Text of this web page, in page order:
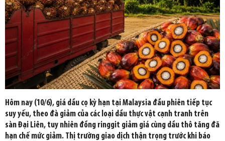
Hôm nay (10/6), giá dầu cọ kỳ hạn tại Malaysia đầu phiên tiếp tục
suy yếu, theo đà giảm của các loại dầu thực vật cạnh tranh trên
sàn Đại Liên, tuy nhiên đồng ringgit giảm giá cùng dầu thô tăng đã
hạn chế mức giảm. Thị trường giao dịch thận trọng trước khi báo